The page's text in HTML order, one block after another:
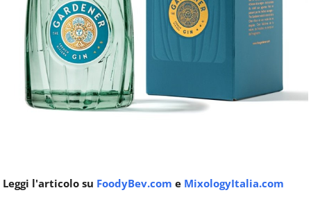
Leggi l'articolo su FoodyBev.com e MixologyItalia.com